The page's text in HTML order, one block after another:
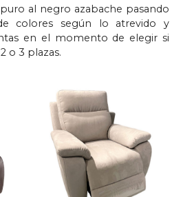
al negro azabache pasando
colores según lo atrevido y
en el momento de elegir si
o 3 plazas.